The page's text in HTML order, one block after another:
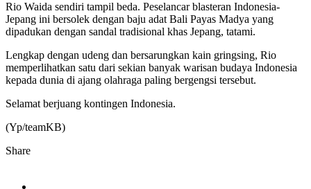
Rio Waida sendiri tampil beda. Peselancar blasteran Indonesia-
Jepang ini bersolek dengan baju adat Bali Payas Madya yang
dipadukan dengan sandal tradisional khas Jepang, tatami.
Lengkap dengan udeng dan bersarungkan kain gringsing, Rio
memperlihatkan satu dari sekian banyak warisan budaya Indonesia
kepada dunia di ajang olahraga paling bergengsi tersebut.
Selamat berjuang kontingen Indonesia.
(Yp/teamKB)
Share